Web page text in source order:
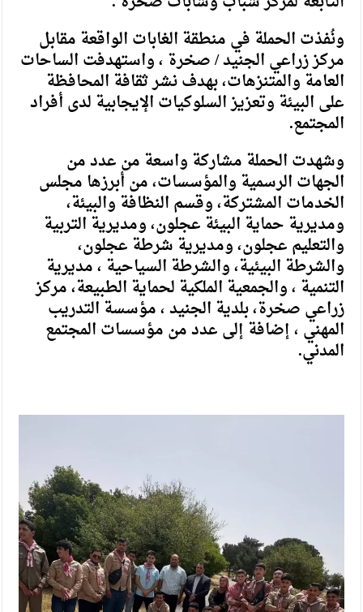
ونُفذت الحملة في منطقة الغابات الواقعة مقابل
مركز زراعي الجنيد / صخرة ، واستهدفت الساحات
العامة والمتنزهات، بهدف نشر ثقافة المحافظة
على البيئة وتعزيز السلوكيات الإيجابية لدى أفراد
المجتمع.
وشهدت الحملة مشاركة واسعة من عدد من
الجهات الرسمية والمؤسسات، من أبرزها مجلس
الخدمات المشتركة، وقسم النظافة والبيئة،
ومديرية حماية البيئة عجلون، ومديرية التربية
والتعليم عجلون، ومديرية شرطة عجلون،
والشرطة البيئية، والشرطة السياحية ، مديرية
التنمية ، والجمعية الملكية لحماية الطبيعة، مركز
زراعي صخرة، بلدية الجنيد ، مؤسسة التدريب
المهني ، إضافة إلى عدد من مؤسسات المجتمع
المدني.